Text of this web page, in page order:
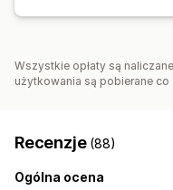
Wszystkie opłaty są
użytkowania są pobierane co
Recenzje (88)
Ogólna ocena